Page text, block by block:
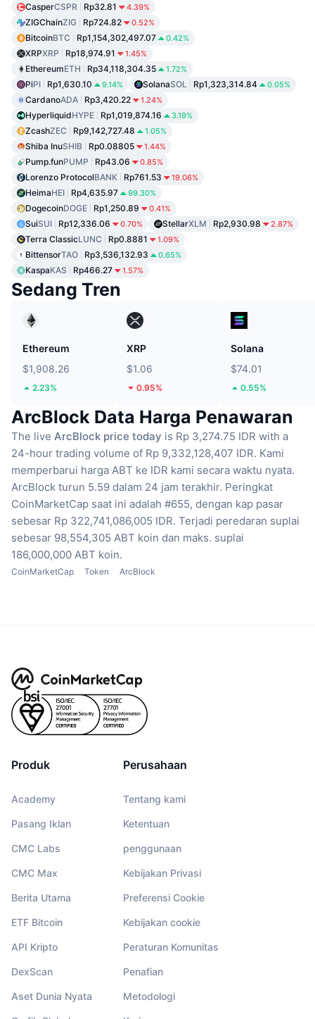
CasperCSPR Rp32.81 4.39%
ZIGChainZIG Rp724.82 0.52%
BitcoinBTC Rp1,154,302,497.07 0.42%
XRPXRP Rp18,974.91 1.45%
EthereumETH Rp34,118,304.35 1.72%
PiPI Rp1,630.10 9.14% SolanaSOL Rp1,323,314.84 0.05%
CardanoADA Rp3,420.22 1.24%
HyperliquidHYPE Rp1,019,874.16 3.19%
ZcashZEC Rp9,142,727.48 1.05%
Shiba InuSHIB Rp0.08805 1.44%
Pump.funPUMP Rp43.06 0.85%
Lorenzo ProtocolBANK Rp761.53 19.06%
HeimaHEI Rp4,635.97 99.30%
DogecoinDOGE Rp1,250.89 0.41%
SuiSUI Rp12,336.06 0.70% StellarXLM Rp2,930.98 2.87%
Terra ClassicLUNC Rp0.8881 1.09%
BittensorTAO Rp3,536,132.93 0.65%
KaspaKAS Rp466.27 1.57%
Sedang Tren
Ethereum
$1,908.26
2.23%
XRP
$1.06
0.95%
Solana
$74.01
0.55%
ArcBlock Data Harga Penawaran
The live ArcBlock price today is Rp 3,274.75 IDR with a
24-hour trading volume of Rp 9,332,128,407 IDR. Kami
memperbarui harga ABT ke IDR kami secara waktu nyata.
ArcBlock turun 5.59 dalam 24 jam terakhir. Peringkat
CoinMarketCap saat ini adalah #655, dengan kap pasar
sebesar Rp 322,741,086,005 IDR. Terjadi peredaran suplai
sebesar 98,554,305 ABT koin dan maks. suplai
186,000,000 ABT koin.
CoinMarketCap Token ArcBlock
Produk
Academy
Pasang Iklan
CMC Labs
CMC Max
Berita Utama
ETF Bitcoin
API Kripto
DexScan
Aset Dunia Nyata
Perusahaan
Tentang kami
Ketentuan
penggunaan
Kebijakan Privasi
Preferensi Cookie
Kebijakan cookie
Peraturan Komunitas
Penafian
Metodologi